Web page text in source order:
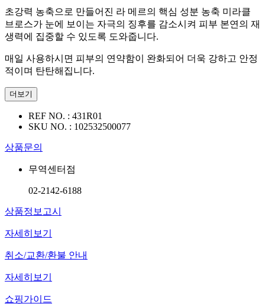
초강력 농축으로 만들어진 라 메르의 핵심 성분 농축 미라클
브로스가 눈에 보이는 자극의 징후를 감소시켜 피부 본연의 재
생력에 집중할 수 있도록 도와줍니다.
매일 사용하시면 피부의 연약함이 완화되어 더욱 강하고 안정
적이며 탄탄해집니다.
더보기
REF NO. : 431R01
SKU NO. : 102532500077
상품문의
무역센터점
02-2142-6188
상품정보고시
자세히보기
취소/교환/환불 안내
자세히보기
쇼핑가이드